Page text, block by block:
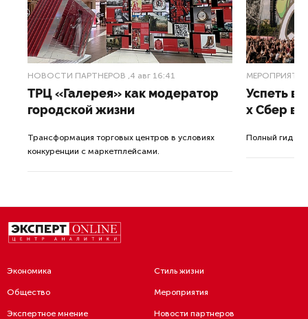
НОВОСТИ ПАРТНЕРОВ ,4 авг 16:41
ТРЦ «Галерея» как модератор
городской жизни
Трансформация торговых центров в условиях
конкуренции с маркетплейсами.
МЕРОПРИЯТИЯ
Успеть
x Сбер в
Полный гид по
Экономика
Общество
Экспертное мнение
Стиль жизни
Мероприятия
Новости партнеров